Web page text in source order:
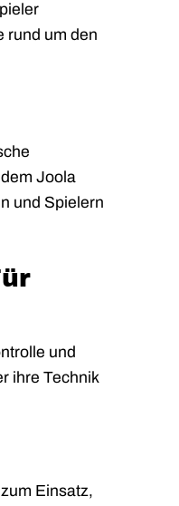
rund um den
Joola
und Spielern
und
ihre Technik
Einsatz,